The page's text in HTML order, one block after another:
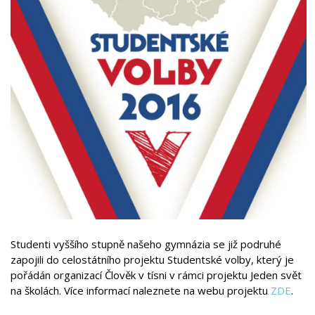
Studenti vyššího stupně našeho gymnázia se již podruhé
zapojili do celostátního projektu Studentské volby, který je
pořádán organizací Člověk v tísni v rámci projektu Jeden svět
na školách. Více informací naleznete na webu projektu ZDE.